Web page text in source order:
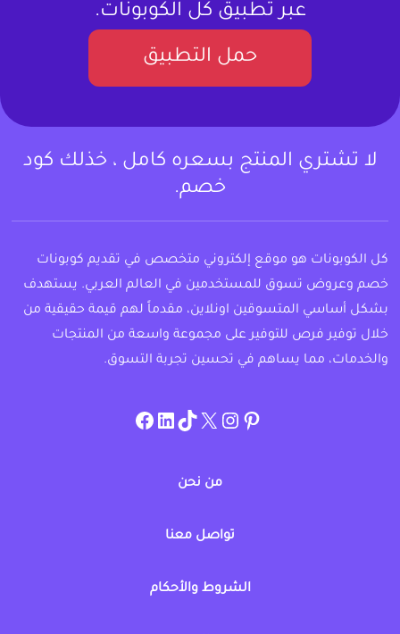
عبر تطبيق كل الكوبونات.
حمل التطبيق
لا تشتري المنتج بسعره كامل ، خذلك كود
خصم.
كل الكوبونات هو موقع إلكتروني متخصص في تقديم كوبونات
خصم وعروض تسوق للمستخدمين في العالم العربي. يستهدف
بشكل أساسي المتسوقين اونلاين، مقدماً لهم قيمة حقيقية من
خلال توفير فرص للتوفير على مجموعة واسعة من المنتجات
والخدمات، مما يساهم في تحسين تجربة التسوق.
pinterest
allcouponat
twitter
TikTok
linkedin
facebook
من نحن
تواصل معنا
الشروط والأحكام